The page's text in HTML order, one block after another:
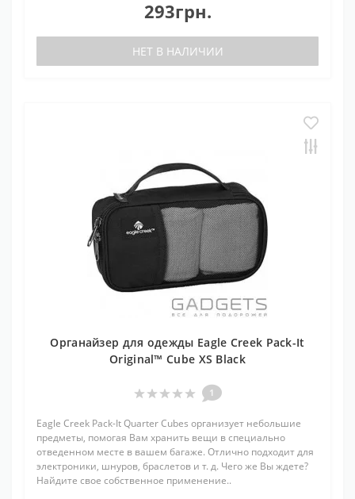
293грн.
НЕТ В НАЛИЧИИ
Органайзер для одежды Eagle Creek Pack-It
Original™ Cube XS Black
1
Eagle Creek Pack-It Quarter Cubes организует небольшие
предметы, помогая Вам хранить вещи в специально
отведенном месте в вашем багаже. Отлично подходит для
электроники, шнуров, браслетов и т. д. Чего же Вы ждете?
Найдите свое собственное применение..